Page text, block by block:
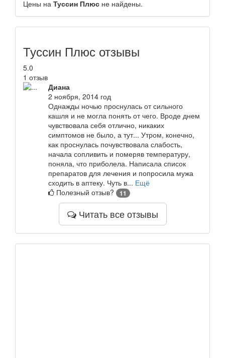
Цены на Туссин Плюс не найдены.
Туссин Плюс отзывы
5.0
1 отзыв
Диана
2 ноября, 2014 год
Однажды ночью проснулась от сильного
кашля и не могла понять от чего. Вроде днем
чувствовала себя отлично, никаких
симптомов не было, а тут... Утром, конечно,
как проснулась почувствовала слабость,
начала сопливить и померяв температуру,
поняла, что приболела. Написала список
препаратов для лечения и попросила мужа
сходить в аптеку. Чуть в... Ещё
Полезный отзыв?
11
Читать все отзывы